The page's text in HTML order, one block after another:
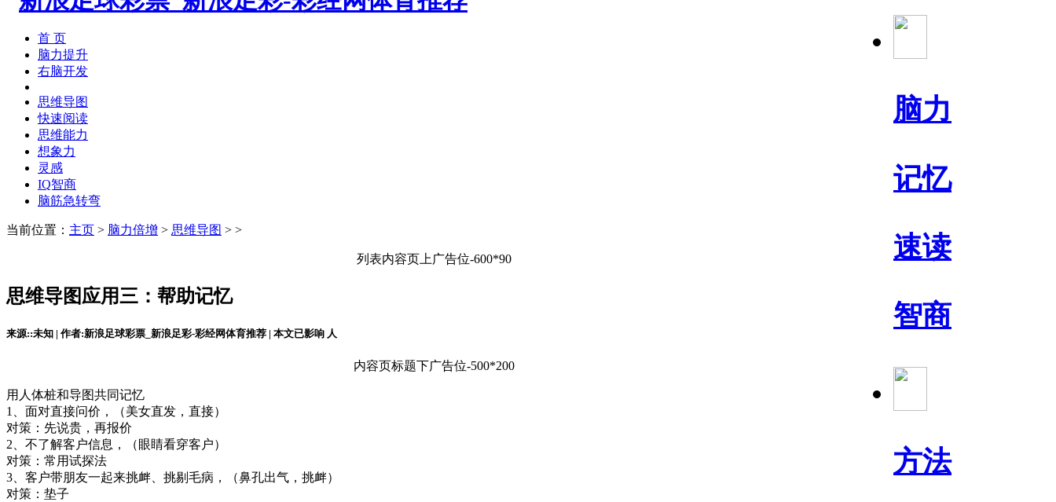
脑力
记忆
速读
智商
方法
首 页
脑力提升
右脑开发
思维导图
快速阅读
思维能力
想象力
灵感
IQ智商
脑筋急转弯
当前位置： 主页 > 脑力倍增 > 思维导图 > >
列表内容页上广告位-600*90
思维导图应用三：帮助记忆
来源::未知 | 作者:新浪足球彩票_新浪足彩-彩经网体育推荐 | 本文已影响 人
内容页标题下广告位-500*200
用人体桩和导图共同记忆
1、面对直接问价，（美女直发，直接）
对策：先说贵，再报价
2、不了解客户信息，（眼睛看穿客户）
对策：常用试探法
3、客户带朋友一起来挑衅、挑剔毛病，（鼻孔出气，挑衅）
对策：垫子